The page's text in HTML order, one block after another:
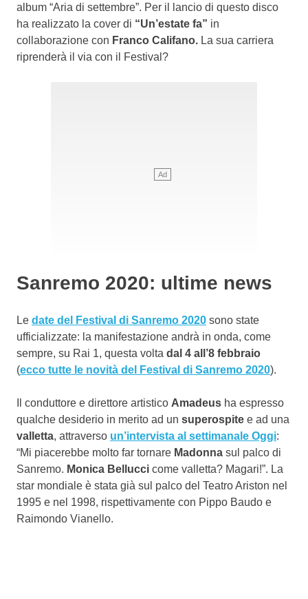
album “Aria di settembre”. Per il lancio di questo disco
ha realizzato la cover di “Un’estate fa” in
collaborazione con Franco Califano. La sua carriera
riprenderà il via con il Festival?
Sanremo 2020: ultime news
Le date del Festival di Sanremo 2020 sono state
ufficializzate: la manifestazione andrà in onda, come
sempre, su Rai 1, questa volta dal 4 all’8 febbraio
(ecco tutte le novità del Festival di Sanremo 2020).
Il conduttore e direttore artistico Amadeus ha espresso
qualche desiderio in merito ad un superospite e ad una
valletta, attraverso un’intervista al settimanale Oggi:
“Mi piacerebbe molto far tornare Madonna sul palco di
Sanremo. Monica Bellucci come valletta? Magari!”. La
star mondiale è stata già sul palco del Teatro Ariston nel
1995 e nel 1998, rispettivamente con Pippo Baudo e
Raimondo Vianello.